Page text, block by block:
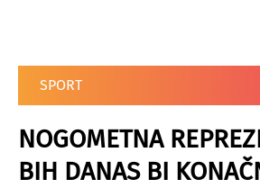
SPORT
NOGOMETNA
BIH DANAS BI